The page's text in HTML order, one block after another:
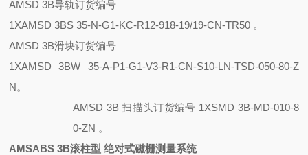
AMSD 3B导轨订货编号
1XAMSD 3BS 35-N-G1-KC-R12-918-19/19-CN-TR50 。
AMSD 3B滑块订货编号
1XAMSD 3BW 35-A-P1-G1-V3-R1-CN-S10-LN-TSD-050-80-Z
N。
AMSD 3B 扫描头订货编号 1XSMD 3B-MD-010-8
0-ZN 。
AMSABS 3B滚柱型 绝对式磁栅测量系统